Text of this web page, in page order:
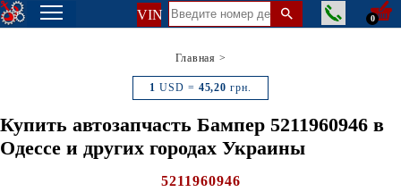
VIN 0
Главная >
1 USD = 45,20 грн.
Купить автозапчасть Бампер 5211960946 в
Одессе и других городах Украины
5211960946